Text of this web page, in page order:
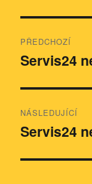
pro
PŘEDCHOZÍ
Předchozí
Servis24
NÁSLEDUJÍCÍ
Následující
Servis24